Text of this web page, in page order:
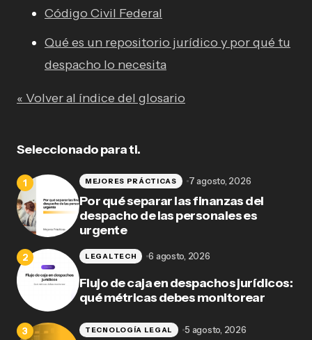
Código Civil Federal
Qué es un repositorio jurídico y por qué tu
despacho lo necesita
« Volver al índice del glosario
Seleccionado para ti.
Por qué separar las finanzas del
despacho de las personales es
urgente
MEJORES PRÁCTICAS 7 agosto, 2026
Flujo de caja en despachos jurídicos:
qué métricas debes monitorear
LEGALTECH 6 agosto, 2026
TECNOLOGÍA LEGAL 5 agosto, 2026